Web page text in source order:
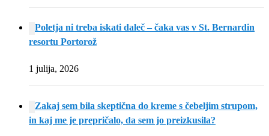
Poletja ni treba iskati daleč – čaka vas v St. Bernardin
resortu Portorož
1 julija, 2026
Zakaj sem bila skeptična do kreme s čebeljim strupom,
in kaj me je prepričalo, da sem jo preizkusila?